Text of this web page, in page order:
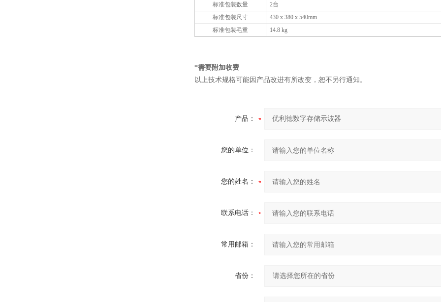
标准包装数量
2台
标准包装尺寸
430 x 380 x 540mm
标准包装毛重
14.8 kg
*需要附加收费
以上技术规格可能因产品改进有所改变，恕不另行通知。
产品：
您的单位：
您的姓名：
联系电话：
常用邮箱：
省份：